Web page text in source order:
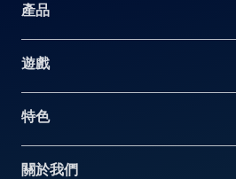
產品
遊戲
特色
關於我們